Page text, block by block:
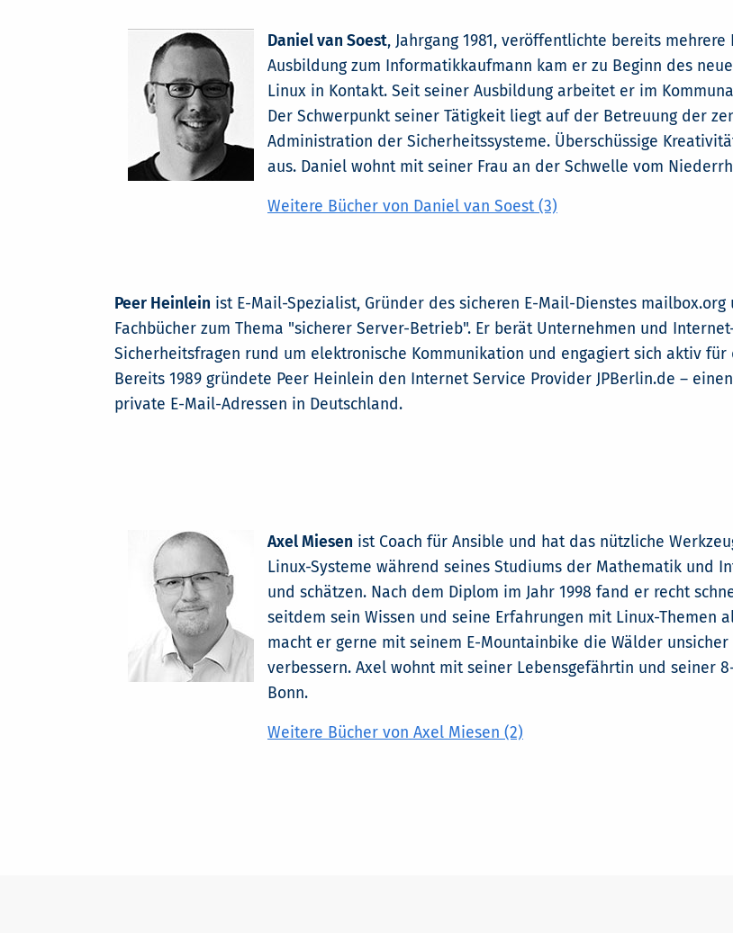
Daniel van Soest, Jahrgang 1981, veröffentlichte bereits
Ausbildung zum Informatikkaufmann kam er zu Beginn des
Linux in Kontakt. Seit seiner Ausbildung arbeitet er im
Der Schwerpunkt seiner Tätigkeit liegt auf der Betreuung der
Administration der Sicherheitssysteme. Überschüssige
aus. Daniel wohnt mit seiner Frau an der Schwelle vom
Weitere Bücher von Daniel van Soest (3)
Peer Heinlein ist E-Mail-Spezialist, Gründer des sicheren E-Mail-Dienstes
Fachbücher zum Thema "sicherer Server-Betrieb". Er berät Unternehmen und
Sicherheitsfragen rund um elektronische Kommunikation und engagiert sich aktiv für
Bereits 1989 gründete Peer Heinlein den Internet Service Provider JPBerlin.de –
private E-Mail-Adressen in Deutschland.
Axel Miesen ist Coach für Ansible und hat das nützliche
Linux-Systeme während seines Studiums der Mathematik und
und schätzen. Nach dem Diplom im Jahr 1998 fand er recht
seitdem sein Wissen und seine Erfahrungen mit Linux-Themen
macht er gerne mit seinem E-Mountainbike die Wälder
verbessern. Axel wohnt mit seiner Lebensgefährtin und seiner
Bonn.
Weitere Bücher von Axel Miesen (2)